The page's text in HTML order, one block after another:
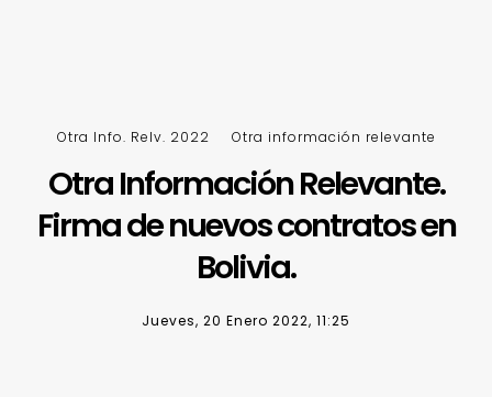
Otra Info. Relv. 2022 Otra información relevante
Otra Información Relevante.
Firma de nuevos contratos en
Bolivia.
Jueves, 20 Enero 2022, 11:25